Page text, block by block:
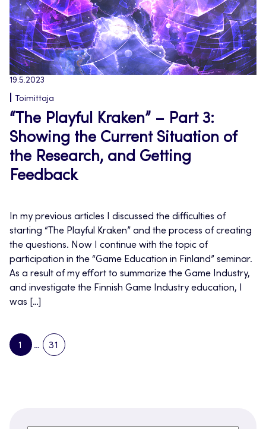
19.5.2023
Toimittaja
“The Playful Kraken” – Part 3:
Showing the Current Situation of
the Research, and Getting
Feedback
In my previous articles I discussed the difficulties of
starting “The Playful Kraken” and the process of creating
the questions. Now I continue with the topic of
participation in the “Game Education in Finland” seminar.
As a result of my effort to summarize the Game Industry,
and investigate the Finnish Game Industry education, I
was […]
PAGE
1
…
PAGE
31